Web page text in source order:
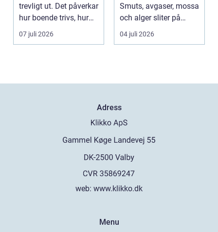
trevligt ut. Det påverkar
hur boende trivs, hur
besöka...
07 juli 2026
Smuts, avgaser, mossa
och alger sliter på
materialen och ka...
04 juli 2026
Adress
web: www.klikko.dk
Menu